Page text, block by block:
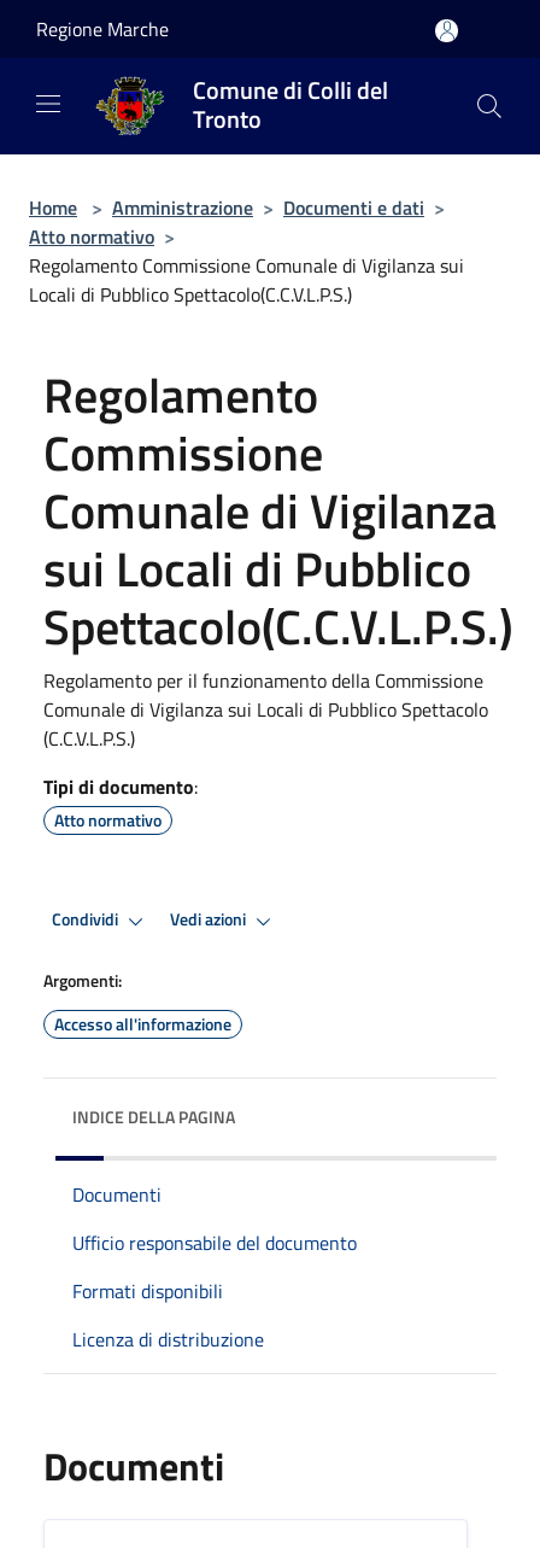
Regione Marche
Comune di Colli del
Tronto
Home > Amministrazione > Documenti e dati >
Atto normativo >
Regolamento Commissione Comunale di Vigilanza sui
Locali di Pubblico Spettacolo(C.C.V.L.P.S.)
Regolamento
Commissione
Comunale di Vigilanza
sui Locali di Pubblico
Spettacolo(C.C.V.L.P.S.)
Regolamento per il funzionamento della Commissione
Comunale di Vigilanza sui Locali di Pubblico Spettacolo
(C.C.V.L.P.S.)
Tipi di documento:
Atto normativo
Condividi Vedi azioni
Argomenti:
Accesso all'informazione
INDICE DELLA PAGINA
Documenti
Ufficio responsabile del documento
Formati disponibili
Licenza di distribuzione
Documenti